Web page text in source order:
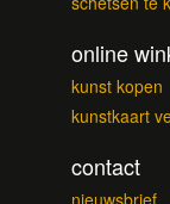
online
kunst kopen
kunstkaart
contact
nieuwsbrief